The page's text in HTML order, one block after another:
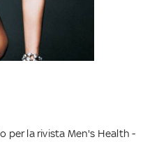
per la rivista Men's Health -